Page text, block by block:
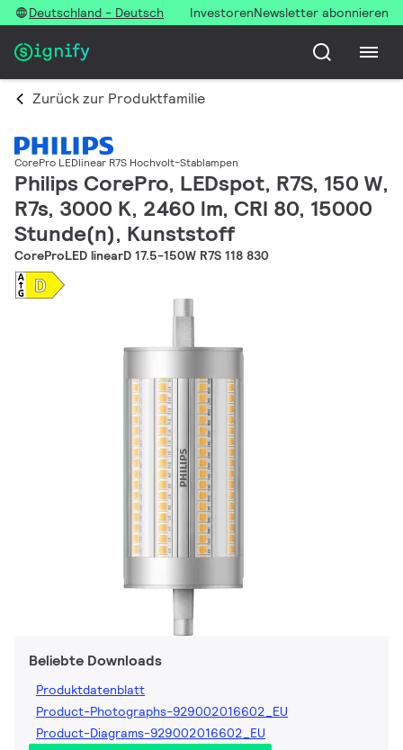
Deutschland - Deutsch InvestorenNewsletter abonnieren
Zurück zur Produktfamilie
CorePro LEDlinear R7S Hochvolt-Stablampen
Philips CorePro, LEDspot, R7S, 150 W,
R7s, 3000 K, 2460 lm, CRI 80, 15000
Stunde(n), Kunststoff
CoreProLED linearD 17.5-150W R7S 118 830
Beliebte Downloads
Produktdatenblatt
Product-Photographs-929002016602_EU
Product-Diagrams-929002016602_EU